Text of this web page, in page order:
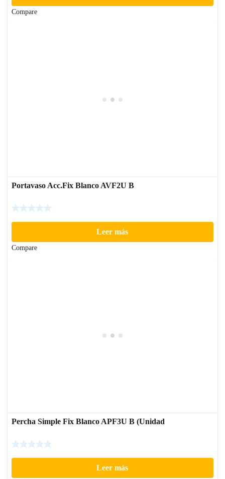
Compare
Portavaso Acc.Fix Blanco AVF2U B
Leer más
Compare
Percha Simple Fix Blanco APF3U B (Unidad
Leer más